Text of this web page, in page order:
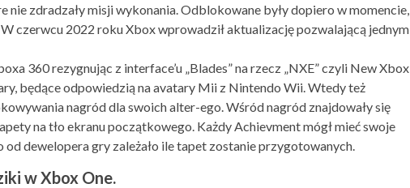
nie zdradzały misji wykonania. Odblokowane były dopiero w momencie,
czerwcu 2022 roku Xbox wprowadził aktualizację pozwalającą jednym
360 rezygnując z interface’u „Blades” na rzecz „NXE” czyli New Xbox
będące odpowiedzią na avatary Mii z Nintendo Wii. Wtedy też
nagród dla swoich alter-ego. Wśród nagród znajdowały się
na tło ekranu początkowego. Każdy Achievment mógł mieć swoje
od dewelopera gry zależało ile tapet zostanie przygotowanych.
w Xbox One.